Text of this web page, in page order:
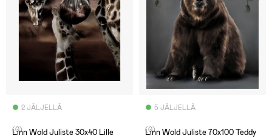
2 JÄLJELLÄ
(0)
Linn Wold Juliste 30x40 Lille
5 JÄLJELLÄ
(0)
Linn Wold Juliste 70x100 Teddy